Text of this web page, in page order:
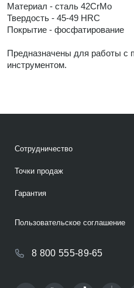
Материал - сталь 42CrMo
Твердость - 45-49 HRC
Покрытие - фосфатирование
Предназначены для работы с
инструментом.
Сотрудничество
Точки продаж
Гарантия
8 800 555-89-65
Пользовательское соглашение